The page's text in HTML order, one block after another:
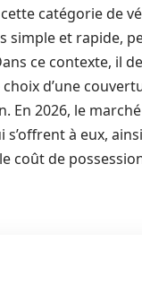
catégorie de
simple et rapide,
ce contexte, il
d’une
En 2026, le
à eux,
coût de